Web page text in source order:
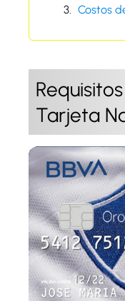
Costos
Tarjeta